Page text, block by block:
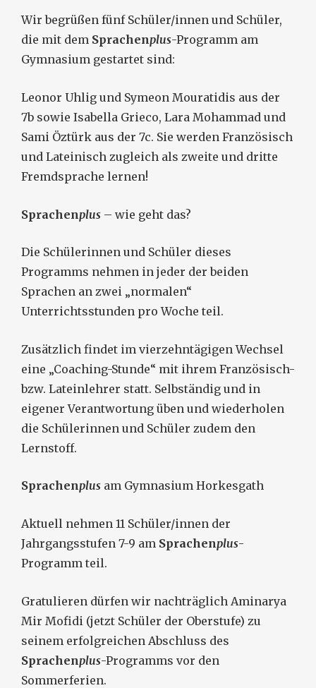
Wir begrüßen fünf Schüler/innen und Schüler,
die mit dem Sprachenplus-Programm am
Gymnasium gestartet sind:
Leonor Uhlig und Symeon Mouratidis aus der
7b sowie Isabella Grieco, Lara Mohammad und
Sami Öztürk aus der 7c. Sie werden Französisch
und Lateinisch zugleich als zweite und dritte
Fremdsprache lernen!
Sprachenplus – wie geht das?
Die Schülerinnen und Schüler dieses
Programms nehmen in jeder der beiden
Sprachen an zwei „normalen“
Unterrichtsstunden pro Woche teil.
Zusätzlich findet im vierzehntägigen Wechsel
eine „Coaching-Stunde“ mit ihrem Französisch-
bzw. Lateinlehrer statt. Selbständig und in
eigener Verantwortung üben und wiederholen
die Schülerinnen und Schüler zudem den
Lernstoff.
Sprachenplus am Gymnasium Horkesgath
Aktuell nehmen 11 Schüler/innen der
Jahrgangsstufen 7-9 am Sprachenplus-
Programm teil.
Gratulieren dürfen wir nachträglich Aminarya
Mir Mofidi (jetzt Schüler der Oberstufe) zu
seinem erfolgreichen Abschluss des
Sprachenplus-Programms vor den
Sommerferien.